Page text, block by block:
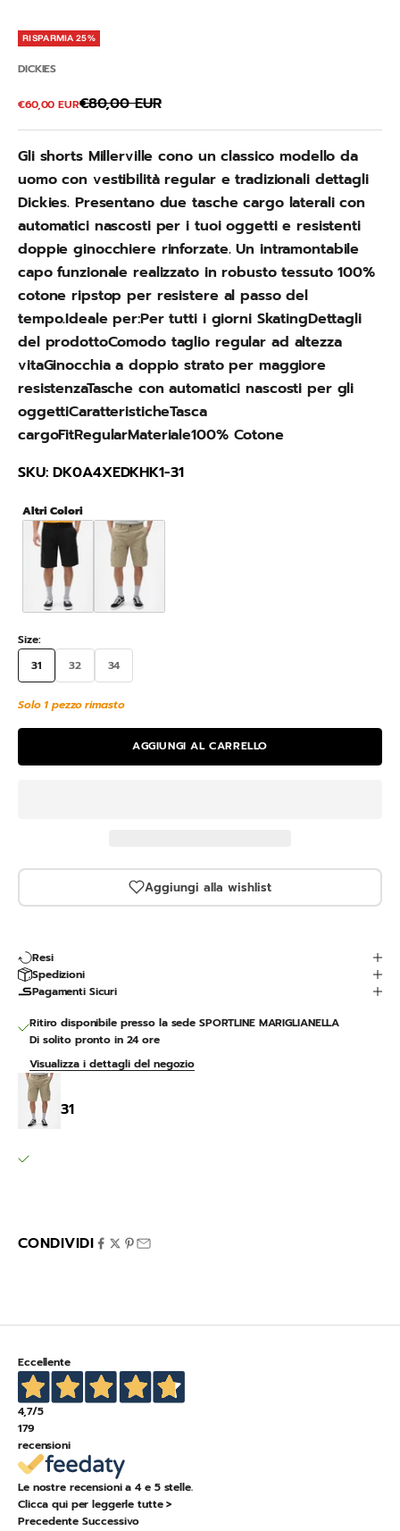
RISPARMIA 25%
DICKIES
Prezzo scontato
€60,00 EURPrezzo
€80,00 EUR
Gli shorts Millerville cono un classico modello da
uomo con vestibilità regular e tradizionali dettagli
Dickies. Presentano due tasche cargo laterali con
automatici nascosti per i tuoi oggetti e resistenti
doppie ginocchiere rinforzate. Un intramontabile
capo funzionale realizzato in robusto tessuto 100%
cotone ripstop per resistere al passo del
tempo.Ideale per:Per tutti i giorni SkatingDettagli
del prodottoComodo taglio regular ad altezza
vitaGinocchia a doppio strato per maggiore
resistenzaTasche con automatici nascosti per gli
oggettiCaratteristicheTasca
cargoFitRegularMateriale100% Cotone
SKU: DK0A4XEDKHK1-31
Altri Colori
Size:
31
32 34
Solo 1 pezzo rimasto
AGGIUNGI AL CARRELLO
Aggiungi alla wishlist
Resi
Spedizioni
Pagamenti Sicuri
Ritiro disponibile presso la sede SPORTLINE MARIGLIANELLA
Di solito pronto in 24 ore
Visualizza i dettagli del negozio
31
CONDIVIDI
Eccellente
4,7/5
179
recensioni
Le nostre recensioni a 4 e 5 stelle.
Clicca qui per leggerle tutte >
Precedente Successivo